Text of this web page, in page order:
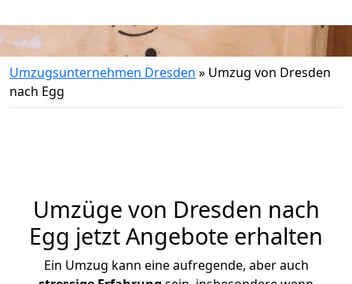
Umzugsunternehmen Dresden » Umzug von Dresden
nach Egg
Umzüge von Dresden nach
Egg jetzt Angebote erhalten
Ein Umzug kann eine aufregende, aber auch